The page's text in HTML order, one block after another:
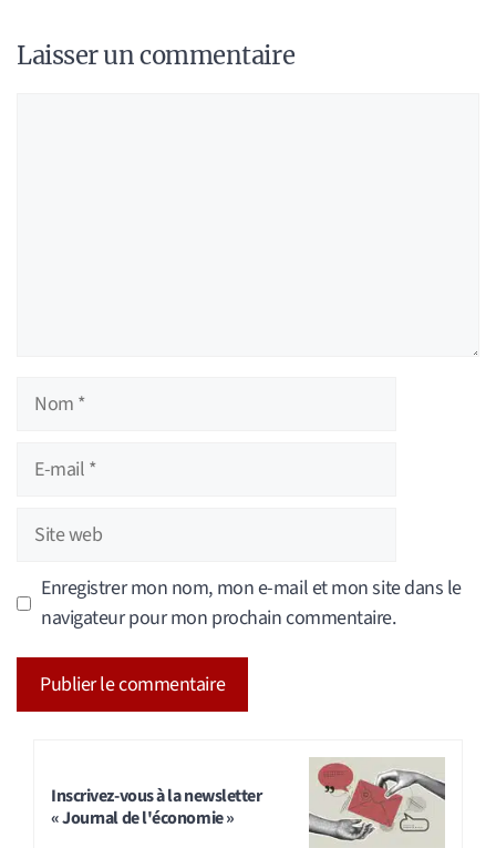
Laisser un commentaire
Nom
Site
Enregistrer mon nom, mon e-mail et mon site dans le
navigateur pour mon prochain commentaire.
Inscrivez-vous à la newsletter
« Journal de l'économie »